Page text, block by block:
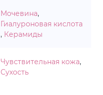
Мочевина,
Гиалуроновая кислота
, Керамиды
Чувствительная кожа,
Сухость